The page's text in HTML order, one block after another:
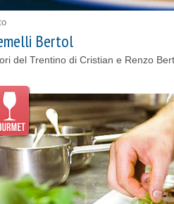
Bertol
del Trentino di Cristian e Renzo